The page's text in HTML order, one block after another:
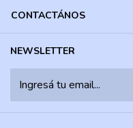
CONTACTÁNOS
NEWSLETTER